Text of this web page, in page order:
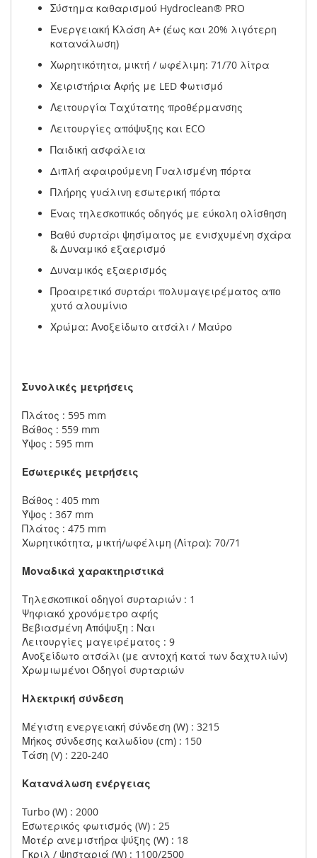
Σύστημα καθαρισμού Hydroclean® PRO
Ενεργειακή Κλάση A+ (έως και 20% λιγότερη
κατανάλωση)
Χωρητικότητα, μικτή / ωφέλιμη: 71/70 λίτρα
Χειριστήρια Αφής με LED Φωτισμό
Λειτουργία Ταχύτατης προθέρμανσης
Λειτουργίες απόψυξης και ECO
Παιδική ασφάλεια
Διπλή αφαιρούμενη Γυαλισμένη πόρτα
Πλήρης γυάλινη εσωτερική πόρτα
Ένας τηλεσκοπικός οδηγός με εύκολη ολίσθηση
Βαθύ συρτάρι ψησίματος με ενισχυμένη σχάρα
& Δυναμικό εξαερισμό
Δυναμικός εξαερισμός
Προαιρετικό συρτάρι πολυμαγειρέματος απο
χυτό αλουμίνιο
Χρώμα: Ανοξείδωτο ατσάλι / Μαύρο
Συνολικές μετρήσεις
Πλάτος : 595 mm
Βάθος : 559 mm
Ύψος : 595 mm
Εσωτερικές μετρήσεις
Βάθος : 405 mm
Ύψος : 367 mm
Πλάτος : 475 mm
Χωρητικότητα, μικτή/ωφέλιμη (Λίτρα): 70/71
Μοναδικά χαρακτηριστικά
Τηλεσκοπικοί οδηγοί συρταριών : 1
Ψηφιακό χρονόμετρο αφής
Βεβιασμένη Απόψυξη : Ναι
Λειτουργίες μαγειρέματος : 9
Ανοξείδωτο ατσάλι (με αντοχή κατά των δαχτυλιών)
Χρωμιωμένοι Οδηγοί συρταριών
Ηλεκτρική σύνδεση
Μέγιστη ενεργειακή σύνδεση (W) : 3215
Μήκος σύνδεσης καλωδίου (cm) : 150
Τάση (V) : 220-240
Κατανάλωση ενέργειας
Turbo (W) : 2000
Εσωτερικός φωτισμός (W) : 25
Μοτέρ ανεμιστήρα ψύξης (W) : 18
Γκριλ / ​​ψησταριά (W) : 1100/2500